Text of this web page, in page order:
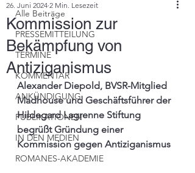
Alle Beiträge
PRESSEMITTEILUNG
TERMINE
KOMMENTAR
ANKÜNDIGUNG
PUBLIKATIONEN
IN DEN MEDIEN
ROMANES-AKADEMIE
Kommission zur
Bekämpfung von
Antiziganismus
26. Juni 2024 2 Min. Lesezeit
Alexander Diepold, BVSR-Mitglied
Madhouse und Geschäftsführer der
Hildegard Lagrenne Stiftung
begrüßt Gründung einer
Kommission gegen Antiziganismus